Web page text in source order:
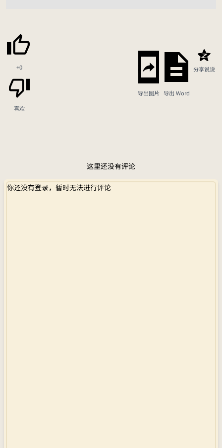
+0
喜欢
导出图片 导出 Word
分享说说
这里还没有评论
你还没有登录，暂时无法进行评论